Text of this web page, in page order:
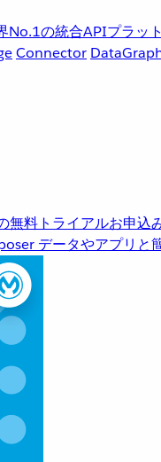
No.1の統合APIプラッ
Connector
料トライアルお申込
データやアプリと